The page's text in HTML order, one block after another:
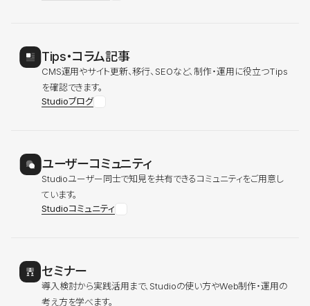
Tips・コラム記事
CMS運用やサイト更新、移行、SEOなど、制作・運用に役立つTips
を確認できます。
Studioブログ
ユーザーコミュニティ
Studioユーザー同士で知見を共有できるコミュニティをご用意し
ています。
Studioコミュニティ
セミナー
導入検討から実践活用まで、Studioの使い方やWeb制作・運用の
考え方を学べます。